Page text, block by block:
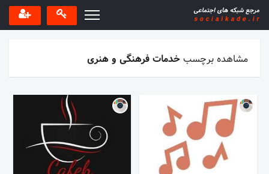
مشاهده برچسبخدمات فرهنگی و هنری